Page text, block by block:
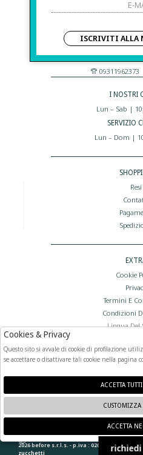
Before S.r.l.s.
Via Della
96100 Siracusa -
09311962373
I NOSTRI
Lun – Sab |
SERVIZIO
Lun – Dom |
Resi
Cookie
Termini E
Condizioni
Lingua Del
2026 before s.r.l.s. - p.iva : 02066400892
zucchetti
🍪
ISCRIVITI ALLA
richiedi
Cookies & Privacy
Questo sito si avvale di cookie di profilazione
se accettare o disattivare tali cookie nella pagina
ACCETTA
CUSTOMIZZA
ACCETTA